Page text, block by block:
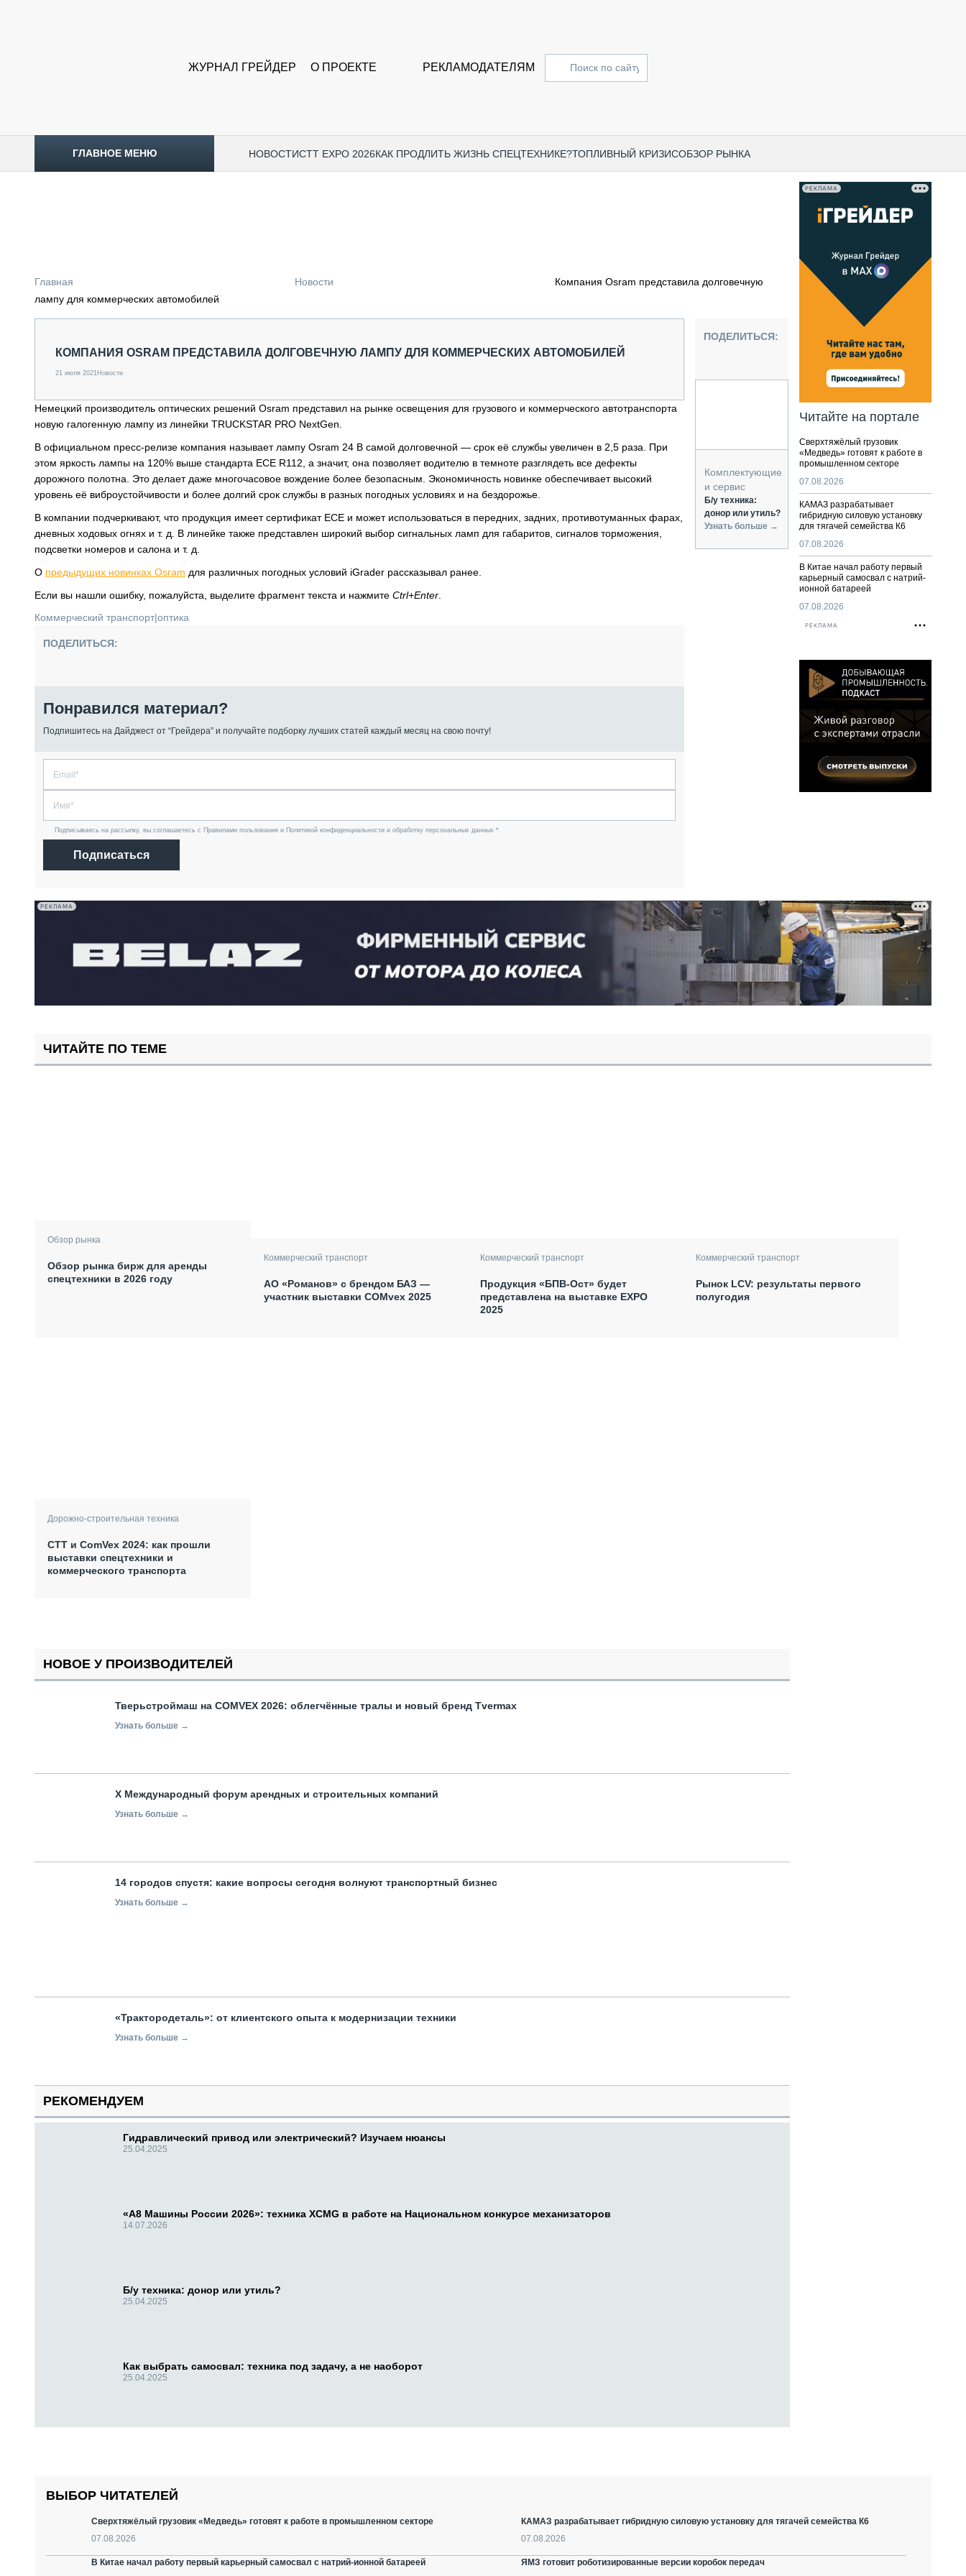
ЖУРНАЛ ГРЕЙДЕР О ПРОЕКТЕ РЕКЛАМОДАТЕЛЯМ
ГЛАВНОЕ МЕНЮ НОВОСТИCTT EXPO 2026КАК ПРОДЛИТЬ ЖИЗНЬ СПЕЦТЕХНИКЕ?ТОПЛИВНЫЙ КРИЗИСОБЗОР РЫНКА
ОБЗОР РЫНКА
ГРУЗОПЕРЕВОЗКИ
ИСПЫТАТЕЛИ
ТЕХНОЛОГИИ
ДОРОЖНАЯ ИНДУСТРИЯ
СЕРВИСМЕНЫ
ПОДЪЁМНАЯ ТЕХНИКА
ПАССАЖИРСКИЙ ТРАНСПОРТ
КАРЬЕРНАЯ ТЕХНИКА
АВТОМАТИЗАЦИЯ И ТЕХНОЛОГИИ
КОМПЛЕКТУЮЩИЕ И СЕРВИС
Главная Новости
Компания Osram представила долговечную
лампу для коммерческих автомобилей
КОМПАНИЯ OSRAM ПРЕДСТАВИЛА ДОЛГОВЕЧНУЮ ЛАМПУ ДЛЯ КОММЕРЧЕСКИХ АВТОМОБИЛЕЙ
21 июля 2021Новости
Немецкий производитель оптических решений Osram представил на рынке освещения для грузового и коммерческого автотранспорта
новую галогенную лампу из линейки TRUCKSTAR PRO NextGen.
В официальном пресс-релизе компания называет лампу Osram 24 B самой долговечной — срок её службы увеличен в 2,5 раза. При
этом яркость лампы на 120% выше стандарта ECE R112, а значит, она позволяет водителю в темноте разглядеть все дефекты
дорожного полотна. Это делает даже многочасовое вождение более безопасным. Экономичность новинке обеспечивает высокий
уровень её виброустойчивости и более долгий срок службы в разных погодных условиях и на бездорожье.
В компании подчеркивают, что продукция имеет сертификат ECE и может использоваться в передних, задних, противотуманных фарах,
дневных ходовых огнях и т. д. В линейке также представлен широкий выбор сигнальных ламп для габаритов, сигналов торможения,
подсветки номеров и салона и т. д.
О предыдущих новинках Osram для различных погодных условий iGrader рассказывал ранее.
Если вы нашли ошибку, пожалуйста, выделите фрагмент текста и нажмите Ctrl+Enter
Коммерческий транспорт|оптика
ПОДЕЛИТЬСЯ:
Понравился материал?
Подпишитесь на Дайджест от “Грейдера” и получайте подборку лучших статей каждый месяц на свою почту!
Подписываясь на рассылку, вы соглашаетесь с Правилами пользования и Политикой конфиденциальности и обработку персональных данных *
Подписаться
ПОДЕЛИТЬСЯ:
Комплектующие
и сервис
Б/у техника:
донор или утиль?
Узнать больше →
РЕКЛАМА
Читайте на портале
Сверхтяжёлый грузовик
«Медведь» готовят к работе в
промышленном секторе
07.08.2026
КАМАЗ разрабатывает
гибридную силовую установку
для тягачей семейства К6
07.08.2026
В Китае начал работу первый
карьерный самосвал с натрий-
ионной батареей
07.08.2026
РЕКЛАМА
РЕКЛАМА
ЧИТАЙТЕ ПО ТЕМЕ
Обзор рынка
Обзор рынка бирж для аренды
спецтехники в 2026 году
Коммерческий транспорт
АО «Романов» с брендом БАЗ —
участник выставки COMvex 2025
Коммерческий транспорт
Продукция «БПВ-Ост» будет
представлена на выставке EXPO
2025
Коммерческий транспорт
Рынок LCV: результаты первого
полугодия
Дорожно-строительная техника
СТТ и ComVex 2024: как прошли
выставки спецтехники и
коммерческого транспорта
НОВОЕ У ПРОИЗВОДИТЕЛЕЙ
Тверьстроймаш на COMVEX 2026: облегчённые тралы и новый бренд Tvermax
Узнать больше →
X Международный форум арендных и строительных компаний
Узнать больше →
14 городов спустя: какие вопросы сегодня волнуют транспортный бизнес
Узнать больше →
«Трактородеталь»: от клиентского опыта к модернизации техники
Узнать больше →
РЕКОМЕНДУЕМ
Гидравлический привод или электрический? Изучаем нюансы
25.04.2025
«А8 Машины России 2026»: техника XCMG в работе на Национальном конкурсе механизаторов
14.07.2026
Б/у техника: донор или утиль?
25.04.2025
Как выбрать самосвал: техника под задачу, а не наоборот
25.04.2025
ВЫБОР ЧИТАТЕЛЕЙ
Сверхтяжёлый грузовик «Медведь» готовят к работе в промышленном секторе
07.08.2026
КАМАЗ разрабатывает гибридную силовую установку для тягачей семейства К6
07.08.2026
В Китае начал работу первый карьерный самосвал с натрий-ионной батареей
ЯМЗ готовит роботизированные версии коробок передач